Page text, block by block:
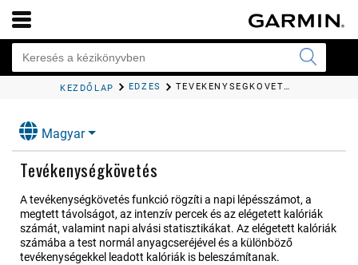
KEZDŐLAP EDZÉS TEVÉKENYSÉGKÖVETÉS
Magyar
Tevékenységkövetés
A tevékenységkövetés funkció rögzíti a napi lépésszámot, a
megtett távolságot, az intenzív percek és az elégetett kalóriák
számát, valamint napi alvási statisztikákat. Az elégetett kalóriák
számába a test normál anyagcseréjével és a különböző
tevékenységekkel leadott kalóriák is beleszámítanak.